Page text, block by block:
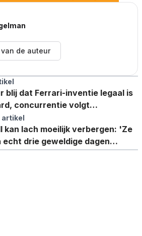
de auteur
blij dat Ferrari-inventie legaal is
concurrentie volgt
op de voet
artikel
kan lach moeilijk verbergen: 'Ze
echt drie geweldige dagen
rug'